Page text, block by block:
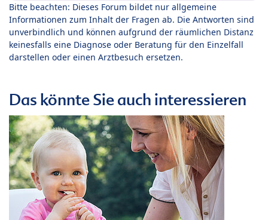
Bitte beachten: Dieses Forum bildet nur allgemeine
Informationen zum Inhalt der Fragen ab. Die Antworten sind
unverbindlich und können aufgrund der räumlichen Distanz
keinesfalls eine Diagnose oder Beratung für den Einzelfall
darstellen oder einen Arztbesuch ersetzen.
Das könnte Sie auch interessieren